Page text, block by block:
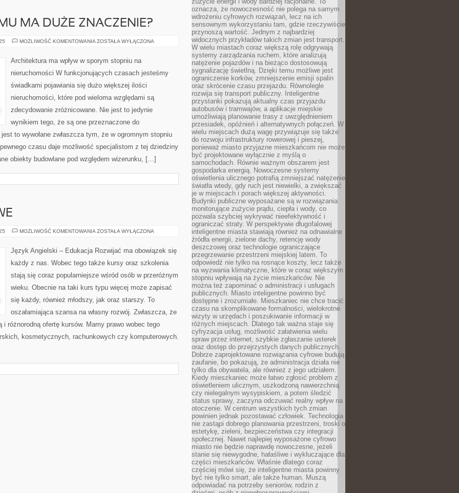
MA DUŻE ZNACZENIE?
MOŻLIWOŚĆ KOMENTOWANIA CZY
DUŻE
ZOSTAŁA WYŁĄCZONA
Architektura ma wpływ w sporym stopniu na
nieruchomości W funkcjonujących czasach jesteśmy
świadkami pojawiania się dużo większej ilości
nieruchomości, które pod wieloma względami są
zdecydowanie zróżnicowane. Nie jest to jedynie
wynikiem tego, że są one przeznaczone do
to wywołane zwłaszcza tym, że w ogromnym stopniu
czasu daje możliwość specjalistom z tej dziedziny
obiekty budowlane pod względem wizerunku, […]
MOŻLIWOŚĆ KOMENTOWANIA SZKOŁY
ZOSTAŁA WYŁĄCZONA
Język Angielski – Edukacja Rozwijać ma obowiązek się
każdy z nas. Wobec tego także kursy oraz szkolenia
stają się coraz popularniejsze wśród osób w przeróżnym
wieku. Obecnie na taki kurs typu więcej może zapisać
się każdy, również młodszy, jak oraz starszy. To
oszałamiająca szansa na własny rozwój. Zwłaszcza, że
różnorodną ofertę kursów. Mamy prawo wobec tego
kosmetycznych, rachunkowych czy komputerowych.
oznacza, że nowoczesność nie polega na samym
wdrożeniu cyfrowych rozwiązań, lecz na ich
sensownym wykorzystaniu tam, gdzie rzeczywiście
przynoszą wartość. Jednym z najbardziej
widocznych przykładów takich zmian jest transport.
W wielu miastach coraz większą rolę odgrywają
systemy zarządzania ruchem, które analizują
natężenie pojazdów i na bieżąco dostosowują
sygnalizację świetlną. Dzięki temu możliwe jest
ograniczenie korków, zmniejszenie emisji spalin
oraz skrócenie czasu przejazdu. Równolegle
rozwija się transport publiczny. Inteligentne
przystanki pokazują aktualny czas przyjazdu
autobusów i tramwajów, a aplikacje miejskie
umożliwiają planowanie trasy z uwzględnieniem
przesiadek, opóźnień i alternatywnych połączeń. W
wielu miejscach dużą wagę przywiązuje się także
do rozwoju infrastruktury rowerowej i pieszej,
ponieważ miasto przyjazne mieszkańcom nie może
być projektowane wyłącznie z myślą o
samochodach. Równie ważnym obszarem jest
gospodarka energią. Nowoczesne systemy
oświetlenia ulicznego potrafią zmniejszać natężenie
światła wtedy, gdy ruch jest niewielki, a zwiększać
je w miejscach i porach większej aktywności.
Budynki publiczne wyposażane są w rozwiązania
monitorujące zużycie prądu, ciepła i wody, co
pozwala szybciej wykrywać nieefektywność i
ograniczać straty. W perspektywie długofalowej
inteligentne miasta stawiają również na odnawialne
źródła energii, zielone dachy, retencję wody
deszczowej oraz technologie ograniczające
przegrzewanie przestrzeni miejskiej latem. To
odpowiedź nie tylko na rosnące koszty, lecz także
na wyzwania klimatyczne, które w coraz większym
stopniu wpływają na życie mieszkańców. Nie
można też zapominać o administracji i usługach
publicznych. Miasto inteligentne powinno być
dostępne i zrozumiałe. Mieszkaniec nie chce tracić
czasu na skomplikowane formalności, wielokrotne
wizyty w urzędach i poszukiwanie informacji w
różnych miejscach. Dlatego tak ważna staje się
cyfryzacja usług, możliwość załatwienia wielu
spraw przez internet, szybkie zgłaszanie usterek
oraz dostęp do przejrzystych danych publicznych.
Dobrze zaprojektowane rozwiązania cyfrowe budują
zaufanie, bo pokazują, że administracja działa nie
tylko dla obywatela, ale również z jego udziałem.
Kiedy mieszkaniec może łatwo zgłosić problem z
oświetleniem ulicznym, uszkodzoną nawierzchnią
czy nielegalnym wysypiskiem, a potem śledzić
status sprawy, zaczyna odczuwać realny wpływ na
otoczenie. W centrum wszystkich tych zmian
powinien jednak pozostawać człowiek. Technologia
nie zastąpi dobrego planowania przestrzeni, troski o
estetykę, zieleni, bezpieczeństwa czy integracji
społecznej. Nawet najlepiej wyposażone cyfrowo
miasto nie będzie naprawdę nowoczesne, jeżeli
stanie się niewygodne, hałaśliwe i wykluczające dla
części mieszkańców. Właśnie dlatego coraz
częściej mówi się, że inteligentne miasta powinny
być nie tylko smart, ale także human. Muszą
odpowiadać na potrzeby seniorów, rodzin z